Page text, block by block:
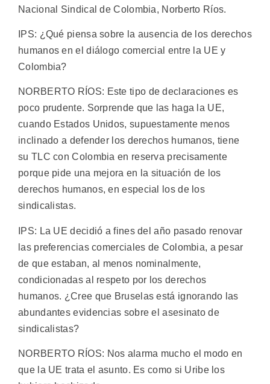
Nacional Sindical de Colombia, Norberto Ríos.
IPS: ¿Qué piensa sobre la ausencia de los derechos
humanos en el diálogo comercial entre la UE y
Colombia?
NORBERTO RÍOS: Este tipo de declaraciones es
poco prudente. Sorprende que las haga la UE,
cuando Estados Unidos, supuestamente menos
inclinado a defender los derechos humanos, tiene
su TLC con Colombia en reserva precisamente
porque pide una mejora en la situación de los
derechos humanos, en especial los de los
sindicalistas.
IPS: La UE decidió a fines del año pasado renovar
las preferencias comerciales de Colombia, a pesar
de que estaban, al menos nominalmente,
condicionadas al respeto por los derechos
humanos. ¿Cree que Bruselas está ignorando las
abundantes evidencias sobre el asesinato de
sindicalistas?
NORBERTO RÍOS: Nos alarma mucho el modo en
que la UE trata el asunto. Es como si Uribe los